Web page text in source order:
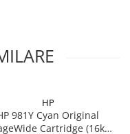
HP
981Y Cyan Original
Cartridge (16k